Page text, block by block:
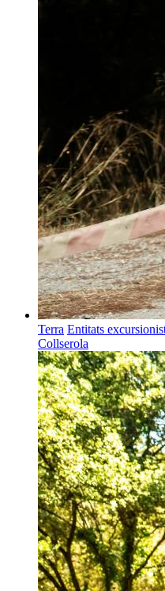
Terra Entitats
Collserola